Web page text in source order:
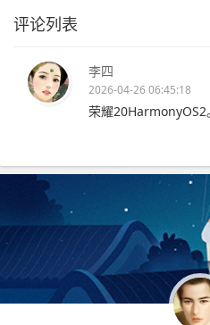
评论列表
李四
2026-04-26 06:45:18
荣耀20HarmonyOS2。